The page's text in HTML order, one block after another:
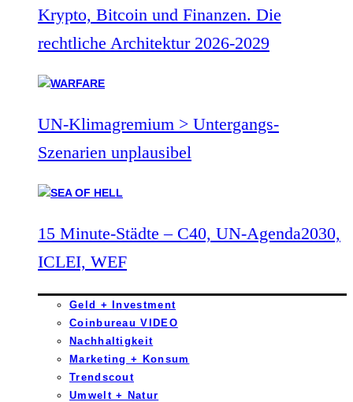
Krypto, Bitcoin und Finanzen. Die
rechtliche Architektur 2026-2029
UN-Klimagremium > Untergangs-
Szenarien unplausibel
15 Minute-Städte – C40, UN-Agenda2030,
ICLEI, WEF
Geld + Investment
Coinbureau VIDEO
Nachhaltigkeit
Marketing + Konsum
Trendscout
Umwelt + Natur